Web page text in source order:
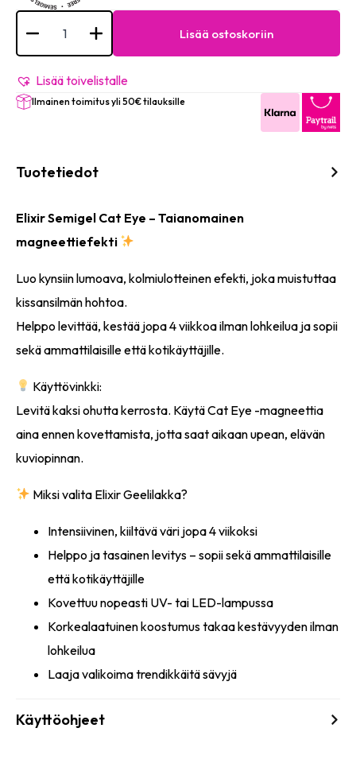
Elixir
Semi
Cat
-
#1168
(Fandango)
Lisää ostoskoriin
Lisää toivelistalle
Ilmainen toimitus yli 50€ tilauksille
Tuotetiedot
Elixir Semigel Cat Eye – Taianomainen
magneettiefekti
Luo kynsiin lumoava, kolmiulotteinen efekti, joka muistuttaa
kissansilmän hohtoa.
Helppo levittää, kestää jopa 4 viikkoa ilman lohkeilua ja sopii
sekä ammattilaisille että kotikäyttäjille.
Käyttövinkki:
Levitä kaksi ohutta kerrosta. Käytä Cat Eye -magneettia
aina ennen kovettamista, jotta saat aikaan upean, elävän
kuviopinnan.
Miksi valita Elixir Geelilakka?
Intensiivinen, kiiltävä väri jopa 4 viikoksi
Helppo ja tasainen levitys – sopii sekä ammattilaisille
että kotikäyttäjille
Kovettuu nopeasti UV- tai LED-lampussa
Korkealaatuinen koostumus takaa kestävyyden ilman
lohkeilua
Laaja valikoima trendikkäitä sävyjä
Käyttöohjeet